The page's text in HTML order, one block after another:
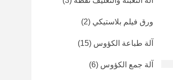
ورق فيلم بلاستيكي (2)
آلة طباعة الكؤوس (15)
آلة جمع الكؤوس (6)